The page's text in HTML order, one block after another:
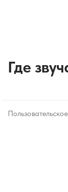
Где